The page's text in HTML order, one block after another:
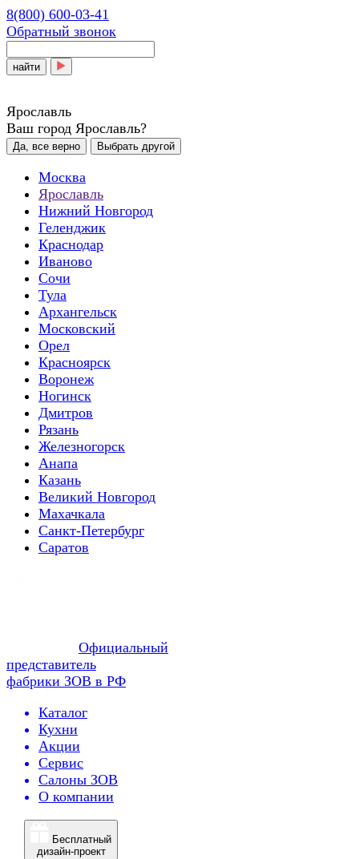
8(800) 600-03-41
Обратный звонок
найти
Ярославль
Ваш город Ярославль?
Да, все верно Выбрать другой
Москва
Ярославль
Нижний Новгород
Геленджик
Краснодар
Иваново
Сочи
Тула
Архангельск
Московский
Орел
Красноярск
Воронеж
Ногинск
Дмитров
Рязань
Железногорск
Анапа
Казань
Великий Новгород
Махачкала
Санкт-Петербург
Саратов
Официальный
представитель
фабрики ЗОВ в РФ
Каталог
Кухни
Акции
Сервис
Салоны ЗОВ
О компании
Бесплатный
дизайн-проект